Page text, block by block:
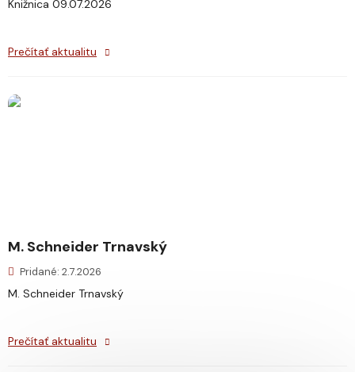
Knižnica 09.07.2026
Prečítať aktualitu
M. Schneider Trnavský
Pridané: 2.7.2026
M. Schneider Trnavský
Prečítať aktualitu